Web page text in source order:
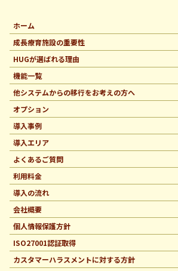
ホーム
成長療育施設の重要性
HUGが選ばれる理由
機能一覧
他システムからの移行をお考えの方へ
オプション
導入事例
導入エリア
よくあるご質問
利用料金
導入の流れ
会社概要
個人情報保護方針
ISO27001認証取得
カスタマーハラスメントに対する方針